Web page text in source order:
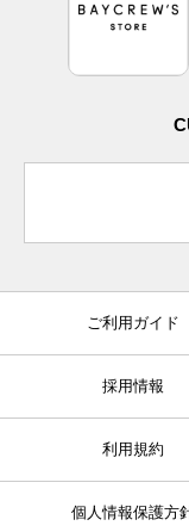
ご利用ガイド
採用情報
利用規約
個人情報保護方